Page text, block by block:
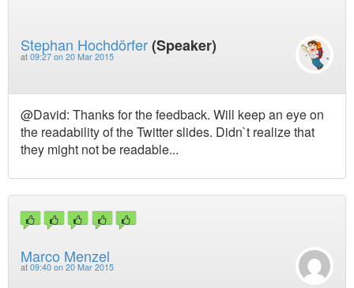
Stephan Hochdörfer(Speaker)
at 09:27 on 20 Mar 2015
@David: Thanks for the feedback. Will keep an eye on
the readability of the Twitter slides. Didn`t realize that
they might not be readable...
Marco Menzel
at 09:40 on 20 Mar 2015